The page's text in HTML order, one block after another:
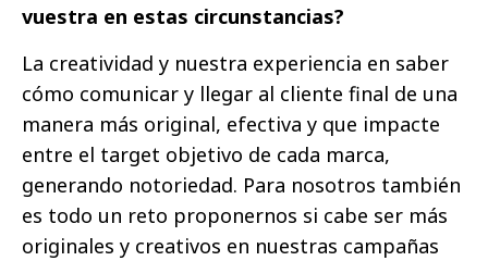
vuestra en estas circunstancias?
La creatividad y nuestra experiencia en saber
cómo comunicar y llegar al cliente final de una
manera más original, efectiva y que impacte
entre el target objetivo de cada marca,
generando notoriedad. Para nosotros también
es todo un reto proponernos si cabe ser más
originales y creativos en nuestras campañas